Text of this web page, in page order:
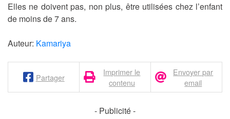
Elles ne doivent pas, non plus, être utilisées chez l’enfant
de moins de 7 ans.
Auteur: Kamariya
Partager
Imprimer le
contenu
Envoyer par
email
- Publicité -